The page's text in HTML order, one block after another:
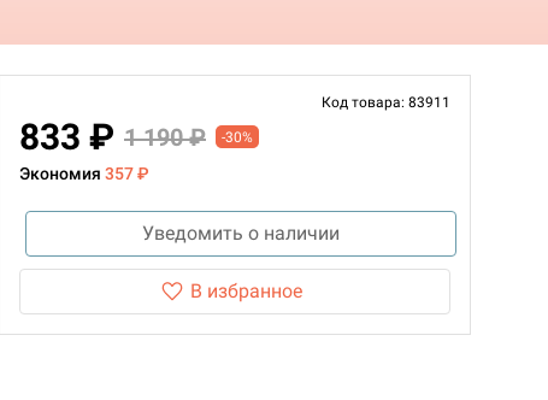
Код товара: 83911
833 ₽ 1 190 ₽ -30%
Экономия 357 ₽
Уведомить о наличии
В избранное